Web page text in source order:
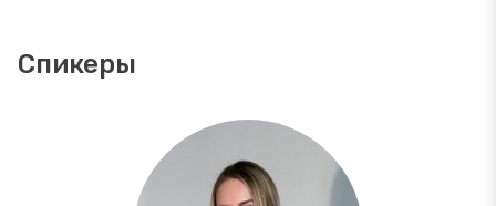
Спикеры